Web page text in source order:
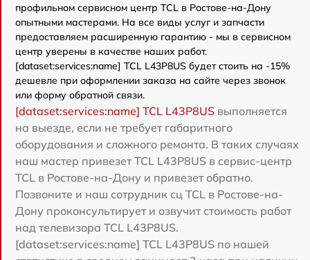
профильном сервисном центр TCL в Ростове-на-Дону
опытными мастерами. На все виды услуг и запчасти
предоставляем расширенную гарантию - мы в сервисном
центр уверены в качестве наших работ.
[dataset:services:name] TCL L43P8US будет стоить на -15%
дешевле при оформлении заказа на сайте через звонок
или форму обратной связи.
[dataset:services:name] TCL L43P8US выполняется
на выезде, если не требует габаритного
оборудования и сложного ремонта. В таких случаях
наш мастер привезет TCL L43P8US в сервис-центр
TCL в Ростове-на-Дону и привезет обратно.
Позвоните и наш сотрудник сц TCL в Ростове-на-
Дону проконсультирует и озвучит стоимость работ
над телевизора TCL L43P8US.
[dataset:services:name] TCL L43P8US по нашей